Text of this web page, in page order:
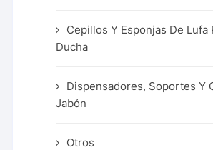
Cepillos Y Esponjas De Lufa
Ducha
Dispensadores, Soportes Y
Jabón
Otros